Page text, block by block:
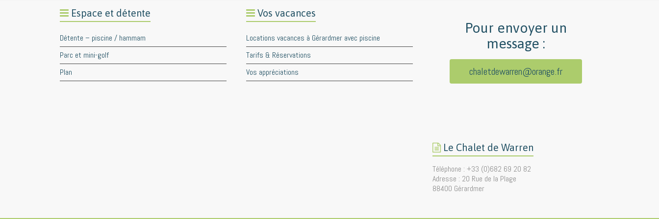
Espace et détente
Détente – piscine / hammam
Parc et mini-golf
Plan
Vos vacances
Locations vacances à Gérardmer avec piscine
Tarifs & Réservations
Vos appréciations
Pour envoyer un
message :
chaletdewarren@orange.fr
Le Chalet de Warren
Téléphone : +33 (0)682 69 20 82
Adresse : 20 Rue de la Plage
88400 Gérardmer